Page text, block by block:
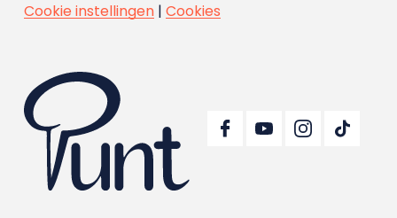
Cookie instellingen| Cookies